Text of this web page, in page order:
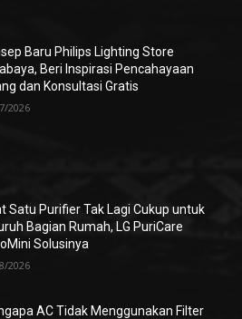
Baru Philips Lighting Store
Beri Inspirasi Pencahayaan
dan Konsultasi Gratis
2026
Satu Purifier Tak Lagi Cukup untuk
Bagian Rumah, LG PuriCare
Solusinya
2026
AC Tidak Menggunakan Filter